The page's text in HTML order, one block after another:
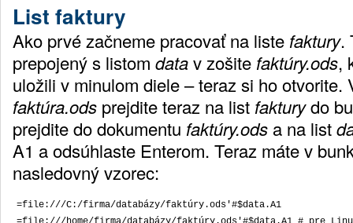
List faktury
Ako prvé začneme pracovať na liste faktury.
prepojený s listom datav zošite faktúry.ods,
uložili v minulom diele – teraz si ho otvorite.
faktúra.ods prejdite teraz na list fakturydo
prejdite do dokumentu faktúry.ods a na list
A1 a odsúhlaste Enterom. Teraz máte v
nasledovný vzorec:
=file:///C:/firma/databázy/faktúry.ods'#$data.A1